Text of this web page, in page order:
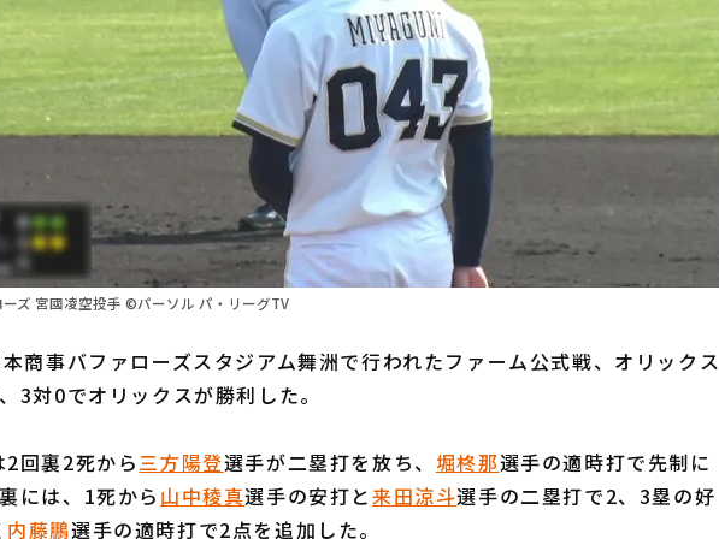
ズ 宮國凌空投手 ©パーソル パ・リーグTV
商事バファローズスタジアム舞洲で行われたファーム公式戦、オリックス
3対0でオリックスが勝利した。
回裏2死から三方陽登選手が二塁打を放ち、 堀柊那選手の適時打で先制に
には、1死から 山中稜真選手の安打と来田涼斗選手の二塁打で2、3塁の好
内藤鵬選手の適時打で2点を追加した。